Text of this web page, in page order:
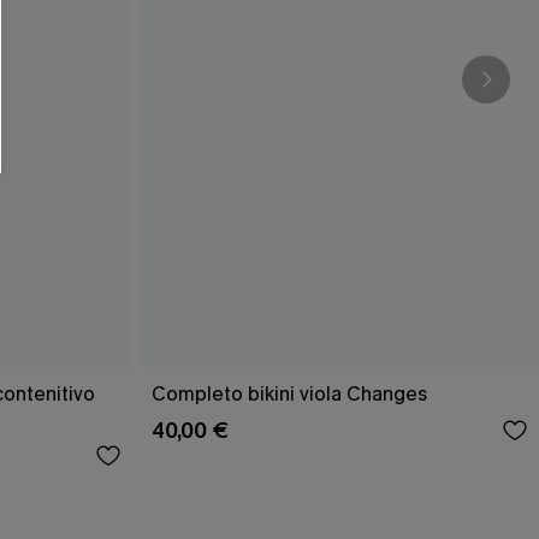
Completo bikini viola Changes
40,00 €
i nostri
valutare il livello di coinvolgimento,